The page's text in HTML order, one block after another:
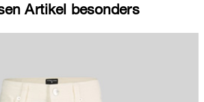
Artikel besonders
runden das Design ab. Die